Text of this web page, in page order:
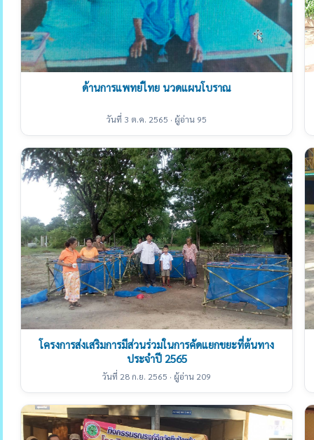
ด้านการแพทย์ไทย นวดแผนโบราณ
วันที่ 3 ต.ค. 2565 · ผู้อ่าน 95
โครงการส่งเสริมการมีส่วนร่วมในการคัดแยกขยะที่ต้นทาง
ประจำปี 2565
วันที่ 28 ก.ย. 2565 · ผู้อ่าน 209